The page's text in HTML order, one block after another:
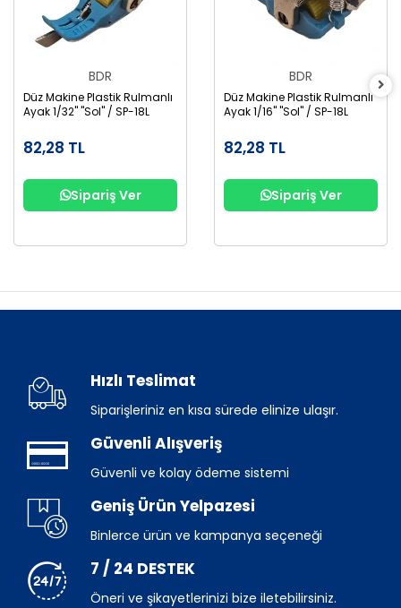
BDR
Düz Makine Plastik Rulmanlı
Ayak 1/32" "Sol" / SP-18L
82,28 TL
Sipariş Ver
BDR
Düz Makine Plastik Rulmanlı
Ayak 1/16" "Sol" / SP-18L
82,28 TL
Sipariş Ver
Hızlı Teslimat
Siparişleriniz en kısa sürede elinize ulaşır.
Güvenli Alışveriş
Güvenli ve kolay ödeme sistemi
Geniş Ürün Yelpazesi
Binlerce ürün ve kampanya seçeneği
7 / 24 DESTEK
Öneri ve şikayetlerinizi bize iletebilirsiniz.